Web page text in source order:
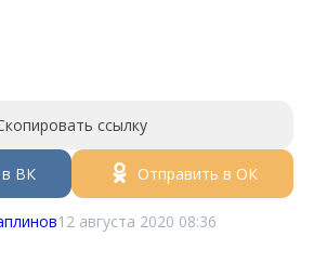
ссылку
ВК Отправить в ОК
12 августа 2020 08:36